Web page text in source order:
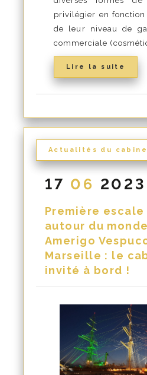
privilégier en
de leur niveau de
commerciale
Lire la suite
Actualités du
17 06 2023
Première escale
autour du
Amerigo
Marseille : le
invité à bord !